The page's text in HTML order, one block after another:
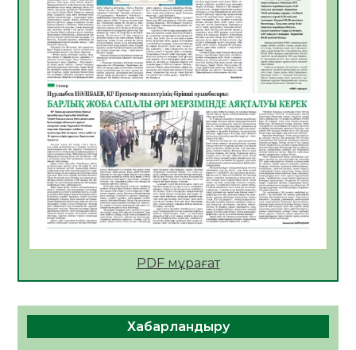
09.08.2026
22
Жер ресурстары тиімді игерілуде
09.08.2026
23
Ел игілігі үшін еңбек етіп жүрген
құрылысшыларға құрмет көрсетті
08.08.2026
20
ҚЫЗЫЛОРДАДА «ЖАСЫЛ ЕЛ» ЕҢБЕК
ЖАСАҚТАРЫНЫҢ ҚАТЫСУЫМЕН
ЭКОЛОГИЯЛЫҚ СЕНБІЛІК ӨТТІ
08.08.2026
21
жақсылық күтеді – қоғамдық пікір зерттеуі
PDF мұрағат
Хабарландыру